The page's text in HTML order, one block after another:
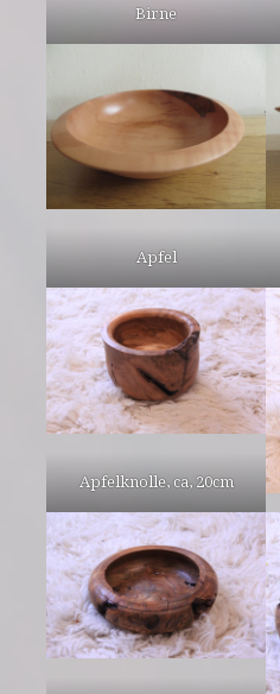
Birne
Apfel
Apfelknolle, ca, 20cm